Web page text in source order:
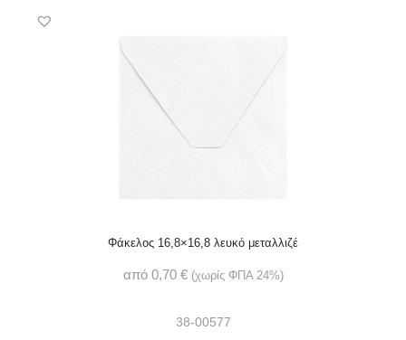
Φάκελος 16,8×16,8 λευκό μεταλλιζέ
από 0,70 € (χωρίς ΦΠΑ 24%)
38-00577